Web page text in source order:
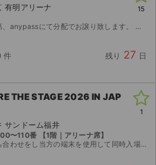
明アリーナ
配でお譲り致します。 いかなる場合もキャンセル返金不可
件 残り 27 日
15
THE STAGE 2026 IN JAP
ンドーム福井
〜110番 【1階｜アリーナ席】
詳しい待ち合わせ場所等は取引ページにてお伝え致します。 ・入場の際に使用するチケットと実際にお座り頂く座席は...
1